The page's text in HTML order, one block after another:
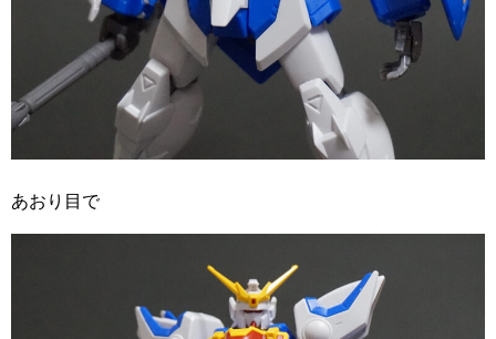
あおり目で